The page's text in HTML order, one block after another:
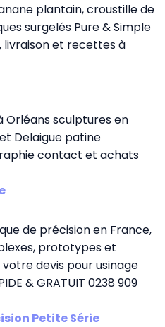
plantain, croustille de
surgelés Pure & Simple
livraison et recettes à
Orléans sculptures en
Delaigue patine
contact et achats
de précision en France,
prototypes et
devis pour usinage
& GRATUIT 0238 909
Petite Série